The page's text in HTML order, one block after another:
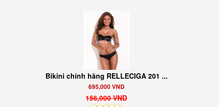
Bikini chính hãng RELLECIGA 201 ...
695,000 VND
156,000 VND